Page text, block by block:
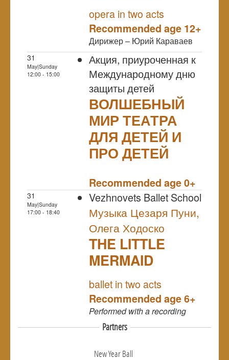
opera in two acts
Recommended age 12+
Дирижер – Юрий Караваев
31
May|Sunday
12:00 - 15:00
Акция, приуроченная к
Международному дню
защиты детей
ВОЛШЕБНЫЙ
МИР ТЕАТРА
ДЛЯ ДЕТЕЙ И
ПРО ДЕТЕЙ
Recommended age 0+
31
May|Sunday
17:00 - 18:40
Vezhnovets Ballet School
Музыка Цезаря Пуни,
Олега Ходоско
THE LITTLE
MERMAID
ballet in two acts
Recommended age 6+
Performedwith a recording
Partners
New Year Ball